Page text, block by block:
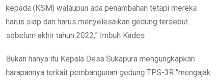
kepada (KSM) walaupun ada penambahan tetapi mereka
harus siap dan harus menyelesaikan gedung tersebut
sebelum akhir tahun 2022,” Imbuh Kades
Bukan hanya itu Kepala Desa Sukapura mengungkapkan
harapannya terkait pembangunan gedung TPS-3R “mengajak